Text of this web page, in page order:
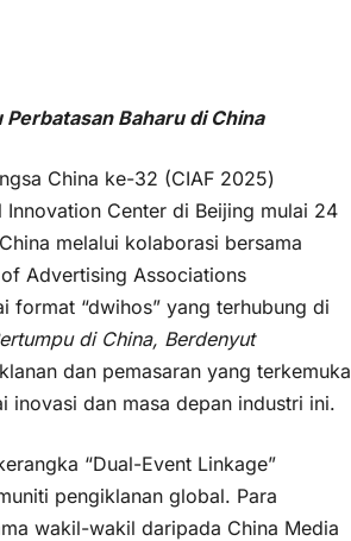
Baharu di China
China ke-32 (CIAF 2025)
Center di Beijing mulai 24
melalui kolaborasi bersama
Advertising Associations
format “dwihos” yang terhubung di
di China, Berdenyut
dan pemasaran yang terkemuka
inovasi dan masa depan industri ini.
“Dual-Event Linkage”
pengiklanan global. Para
wakil-wakil daripada China Media